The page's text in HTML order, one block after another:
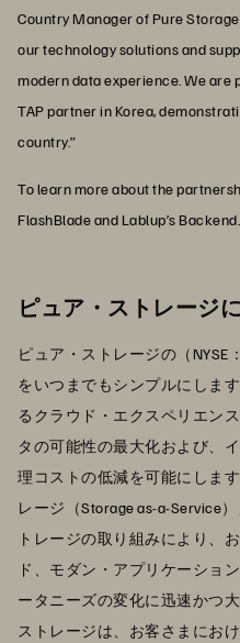
Country Manager of Pure
our technology solutions and
modern data experience. We are
TAP partner in Korea,
country.”
To learn more about the
FlashBlade and Lablup’s
ピュア・ストレージ
ピュア・ストレージの（NYSE
をいつまでもシンプルにしま
るクラウド・エクスペリエン
タの可能性の最大化および、
理コストの低減を可能にしま
レージ（Storage as-a-Service
トレージの取り組みにより、
ド、モダン・アプリケーショ
ータニーズの変化に迅速かつ
ストレージは、お客さまにお